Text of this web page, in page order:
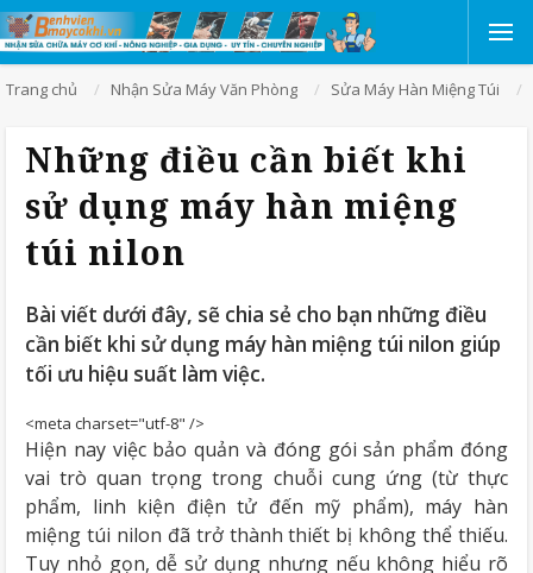
Trang chủ Nhận Sửa Máy Văn Phòng Sửa Máy Hàn Miệng Túi
Những điều cần biết khi
sử dụng máy hàn miệng
túi nilon
Bài viết dưới đây, sẽ chia sẻ cho bạn những điều
cần biết khi sử dụng máy hàn miệng túi nilon giúp
tối ưu hiệu suất làm việc.
<meta charset="utf-8" />
Hiện nay việc bảo quản và đóng gói sản phẩm đóng
vai trò quan trọng trong chuỗi cung ứng (từ thực
phẩm, linh kiện điện tử đến mỹ phẩm), máy hàn
miệng túi nilon đã trở thành thiết bị không thể thiếu.
Tuy nhỏ gọn, dễ sử dụng nhưng nếu không hiểu rõ